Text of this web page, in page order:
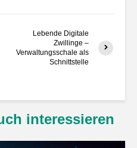
Lebende Digitale
Zwillinge –
Verwaltungsschale als
Schnittstelle
interessieren